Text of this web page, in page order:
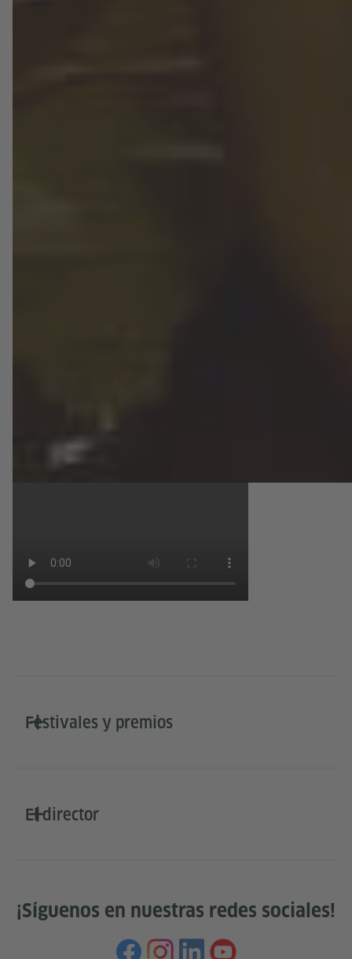
Festivales y premios
El director
¡Síguenos en nuestras redes sociales!